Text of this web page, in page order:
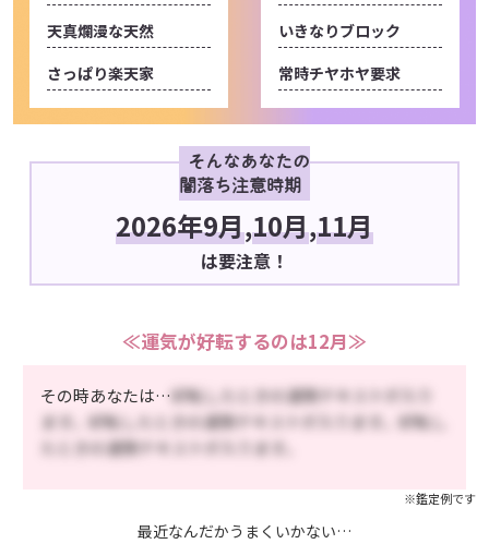
天真爛漫な天然
さっぱり楽天家
いきなりブロック
常時チヤホヤ要求
そんなあなたの
闇落ち注意時期
2026年9月,10月,11月
は要注意！
≪運気が好転するのは12月≫
その時あなたは…好転したときの運勢テキストが入り
ます。好転したときの運勢テキストが入ります。好転し
たときの運勢テキストが入ります。
※鑑定例です
最近なんだかうまくいかない…